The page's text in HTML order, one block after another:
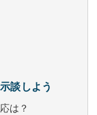
談しよう
は？